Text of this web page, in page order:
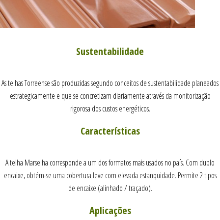
Sustentabilidade
As telhas Torreense são produzidas segundo conceitos de sustentabilidade planeados
estrategicamente e que se concretizam diariamente através da monitorização
rigorosa dos custos energéticos.
Características
A telha Marselha corresponde a um dos formatos mais usados no país. Com duplo
encaixe, obtém-se uma cobertura leve com elevada estanquidade. Permite 2 tipos
de encaixe (alinhado / traçado).
Aplicações